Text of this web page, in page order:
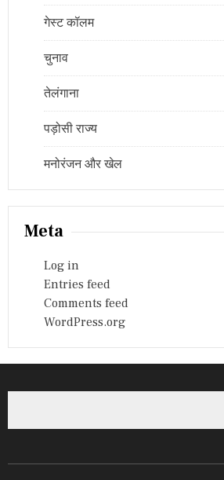
गेस्ट कॉलम
चुनाव
तेलंगाना
पड़ोसी राज्य
मनोरंजन और खेल
Meta
Log in
Entries feed
Comments feed
WordPress.org